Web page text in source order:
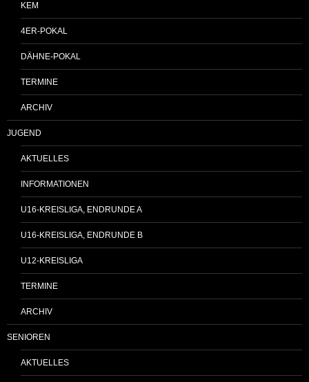
KEM
4ER-POKAL
DÄHNE-POKAL
TERMINE
ARCHIV
JUGEND
AKTUELLES
INFORMATIONEN
U16-KREISLIGA, ENDRUNDE A
U16-KREISLIGA, ENDRUNDE B
U12-KREISLIGA
TERMINE
ARCHIV
SENIOREN
AKTUELLES